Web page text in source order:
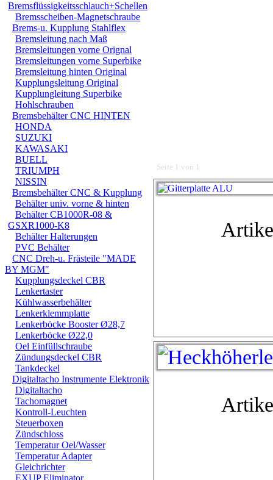
Bremsflüssigkeitsschlauch+Schellen
Bremsscheiben-Magnetschraube
Brems-u. Kupplung Stahlflex
Bremsleitung nach Maß
Bremsleitungen vorne Orignal
Bremsleitungen vorne Superbike
Bremsleitung hinten Original
Kupplungsleitung Original
Kupplungleitung Superbike
Hohlschrauben
Bremsbehälter CNC HINTEN
HONDA
SUZUKI
KAWASAKI
BUELL
TRIUMPH
NISSIN
Bremsbehälter CNC & Kupplung
Behälter univ. vorne & hinten
Behälter CB1000R-08 &
GSXR1000-K8
Behälter Halterungen
PVC Behälter
CNC Dreh-u. Frästeile "MADE
BY MGM"
Kupplungsdeckel CBR
Lenkertaster
Kühlwasserbehälter
Lenkerklemmplatte
Lenkerböcke Booster Ø28,7
Lenkerböcke Ø22,0
Oel Einfüllschraube
Zündungsdeckel CBR
Tankdeckel
Digitaltacho Instrumente Elektronik
Digitaltacho
Tachomagnet
Kontroll-Leuchten
Steuerboxen
Zündschloss
Temperatur Oel/Wasser
Temperatur Adapter
Gleichrichter
EXUP Eliminator
Seite 1 von 1